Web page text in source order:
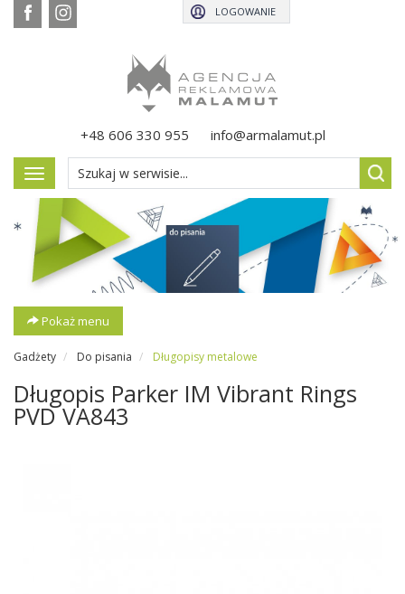
+48 606 330 955 info@armalamut.pl
LOGOWANIE
Pokaż
menu
Pokaż menu
Gadżety Do pisania Długopisy metalowe
Długopis Parker IM Vibrant Rings
PVD VA843